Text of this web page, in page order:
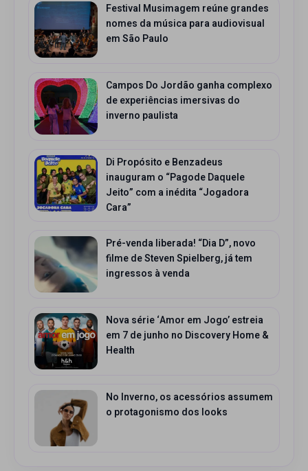
Festival Musimagem reúne grandes
nomes da música para audiovisual
em São Paulo
Campos Do Jordão ganha complexo
de experiências imersivas do
inverno paulista
Di Propósito e Benzadeus
inauguram o “Pagode Daquele
Jeito” com a inédita “Jogadora
Cara”
Pré-venda liberada! “Dia D”, novo
filme de Steven Spielberg, já tem
ingressos à venda
Nova série ‘Amor em Jogo’ estreia
em 7 de junho no Discovery Home &
Health
No Inverno, os acessórios assumem
o protagonismo dos looks